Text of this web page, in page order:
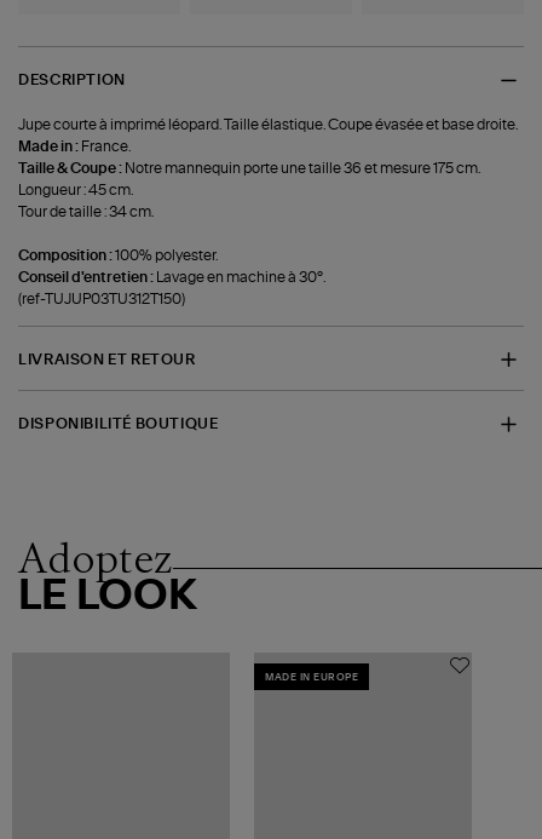
DESCRIPTION
Jupe courte à imprimé léopard. Taille élastique. Coupe évasée et base droite.
Made in : France.
Taille & Coupe : Notre mannequin porte une taille 36 et mesure 175 cm.
Longueur : 45 cm.
Tour de taille : 34 cm.
Composition :100% polyester.
Conseil d'entretien :
Lavage en machine à 30°.
(ref-TUJUP03TU312T150)
LIVRAISON ET RETOUR
DISPONIBILITÉ BOUTIQUE
Adoptez
LE LOOK
MADE IN EUROPE